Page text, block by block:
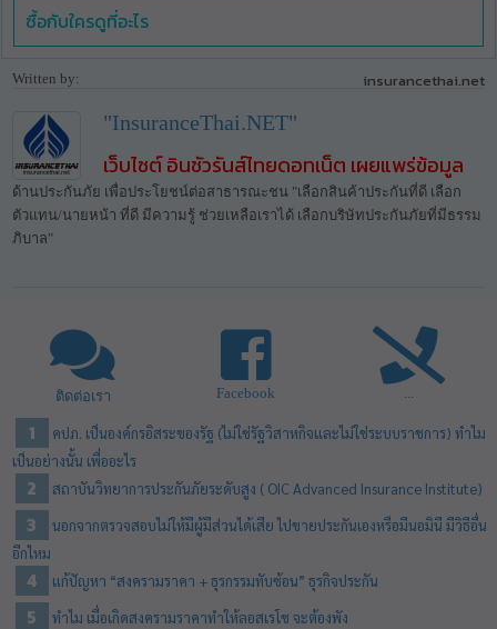
ซื้อกับใครดูที่อะไร
Written by: insurancethai.net
"InsuranceThai.NET"
เว็บไซต์ อินชัวรันส์ไทยดอทเน็ต เผยแพร่ข้อมูล
ด้านประกันภัย เพื่อประโยชน์ต่อสาธารณะชน "เลือกสินค้าประกันที่ดี เลือก
ตัวแทน/นายหน้า ที่ดี มีความรู้ ช่วยเหลือเราได้ เลือกบริษัทประกันภัยที่มีธรรม
ภิบาล"
ติดต่อเรา Facebook ...
คปภ. เป็นองค์กรอิสระของรัฐ (ไม่ใช่รัฐวิสาหกิจและไม่ใช่ระบบราชการ) ทำไม
เป็นอย่างนั้น เพื่ออะไร
สถาบันวิทยาการประกันภัยระดับสูง ( OIC Advanced Insurance Institute)
นอกจากตรวจสอบไม่ให้มีผู้มีส่วนได้เสีย ไปขายประกันเองหรือมีนอมินี มีวิธีอื่น
อีกไหม
แก้ปัญหา “สงครามราคา + ธุรกรรมทับซ้อน” ธุรกิจประกัน
ทำไม เมื่อเกิดสงครามราคาทำให้ลอสเรโช จะต้องพัง